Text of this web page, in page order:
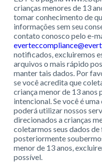
crianças menores de 13
tomar conhecimento de
informações sem seu
contato conosco pelo e-
notificados, excluiremos
arquivos o mais rápido
manter tais dados. Por
se você acredita que
criança menor de 13 anos
intencional. Se você é
poderá utilizar nossos
direcionados a crianças
coletarmos seus dados
posteriormente
menor de 13 anos,
possível.